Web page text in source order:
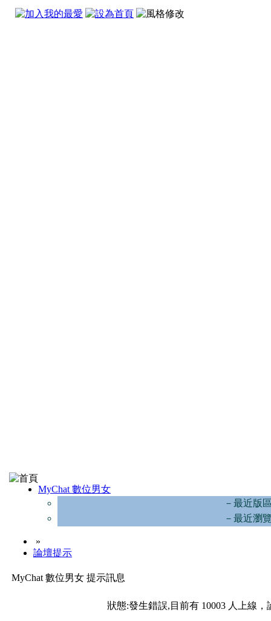
MyChat 數位男女
－最近版
－最近瀏
»
論壇提示
MyChat 數位男女 提示訊息
狀態:發生錯誤,目前有 10003 人上線